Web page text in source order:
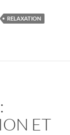
RELAXATION
ET